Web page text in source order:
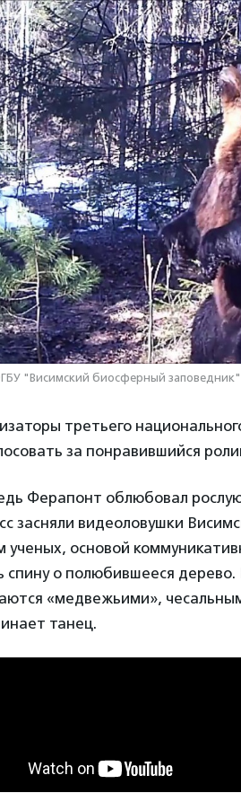
"Висимский биосферный заповедник"
третьего
за понравившийся
Ферапонт облюбовал рослую
засняли видеоловушки
ученых, основой
спину о полюбившееся
«медвежьими»,
танец.